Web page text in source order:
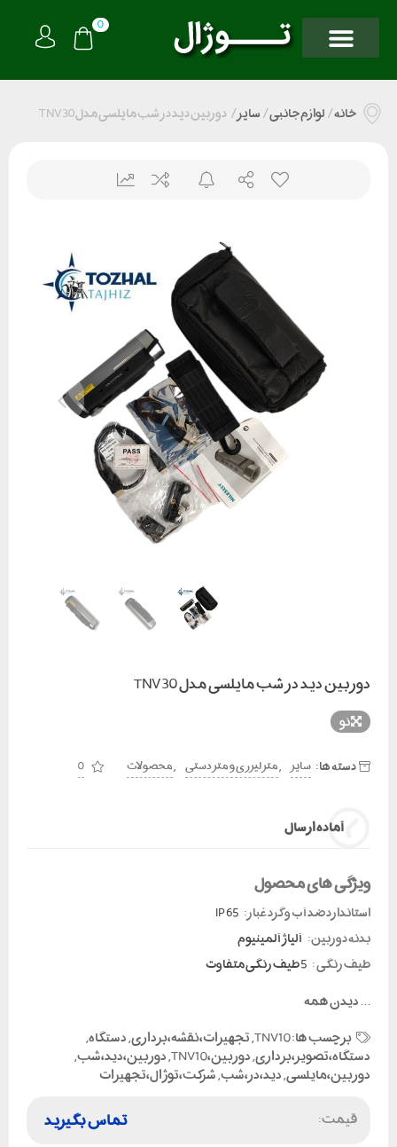
0
خانه/لوازم جانبی/سایر/ دوربین دید در شب مایلسی مدل TNV30
دوربین دید در شب مایلسی مدل TNV30
نو
دسته ها: سایر ,متر لیزری و متر دستی ,محصولات 0
آماده ارسال
ویژگی های محصول
استاندارد ضد آب و گرد غبار:
بدنه دوربین: آلیاژ آلمینیوم
طیف رنگی :
...دیدن همه
برچسب ها:TNV10
,تجهیزات،نقشه،برداری,دستگاه,
دستگاه،تصویر،برداری,دوربین،TNV10 ,دوربین،دید،شب,
دوربین،مایلسی,دید،در،شب,شرکت،توژال،تجهیزات
قیمت:
تماس بگیرید